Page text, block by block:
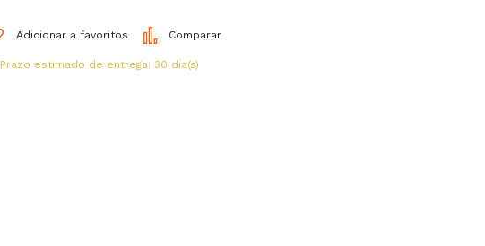
Adicionar a favoritos Comparar
Prazo estimado de entrega: 30 dia(s)